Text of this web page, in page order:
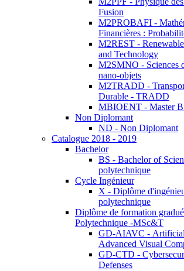
Fusion
M2PROBAFI -
Financières :
M2REST -
and Technology
M2SMNO - Sciences
nano-objets
M2TRADD -
Durable - TRADD
MBIOENT - Master
Non Diplomant
ND - Non Diplomant
Catalogue 2018 - 2019
Bachelor
BS - Bachelor of
polytechnique
Cycle Ingénieur
X - Diplôme
polytechnique
Diplôme de formation
Polytechnique -MSc&T
GD-AIAVC - Artificial
Advanced Visual
GD-CTD -
Defenses